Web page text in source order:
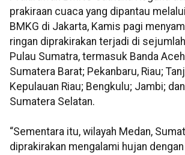
prakiraan cuaca yang dipantau
BMKG di Jakarta, Kamis pagi
ringan diprakirakan terjadi di
Pulau Sumatra, termasuk Banda
Sumatera Barat; Pekanbaru, Riau;
Kepulauan Riau; Bengkulu; Jambi;
Sumatera Selatan.
“Sementara itu, wilayah Medan,
diprakirakan mengalami hujan